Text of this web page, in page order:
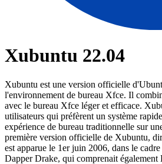
Xubuntu 22.04
Xubuntu est une version officielle
l'environnement de bureau Xfce. Il
avec le bureau Xfce léger et efficace.
utilisateurs qui préfèrent un système
expérience de bureau traditionnelle sur
première version officielle de Xubuntu,
est apparue le 1er juin 2006, dans le
Dapper Drake, qui comprenait